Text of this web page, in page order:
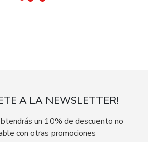
A LA NEWSLETTER!
un 10% de descuento no
con otras promociones